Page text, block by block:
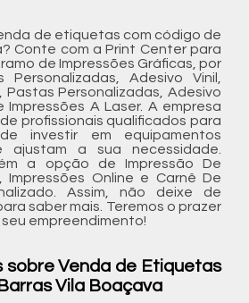
de etiquetas com código de
Conte com a Print Center para
de Impressões Gráficas, por
Personalizadas, Adesivo Vinil,
Personalizadas, Adesivo
Impressões A Laser. A empresa
profissionais qualificados para
investir em equipamentos
ajustam a sua necessidade.
a opção de Impressão De
Impressões Online e Carnê De
Assim, não deixe de
saber mais. Teremos o prazer
empreendimento!
sobre Venda de Etiquetas
Vila Boaçava